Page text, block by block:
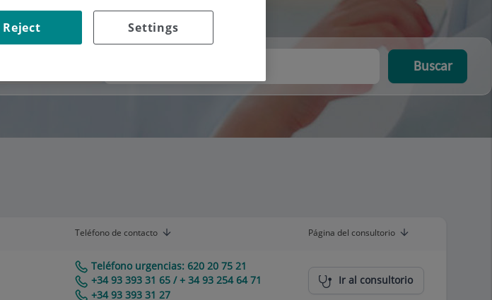
Buscar
Teléfono de contacto Página del consultorio
Teléfono urgencias: 620 20 75 21
+34 93 393 31 65 / + 34 93 254 64 71
+34 93 393 31 27
Ir al consultorio
Settings
Reject